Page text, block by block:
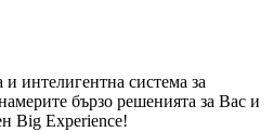
интелигентна система за
бързо решенията за Вас и
Big Experience!